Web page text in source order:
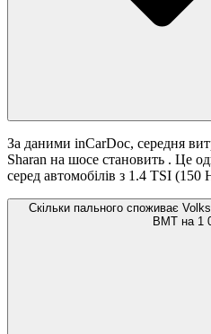
За даними inCarDoc, середня
Sharan на шосе становить . Це
серед автомобілів з 1.4 TSI
Скільки пального споживає
BMT на 1